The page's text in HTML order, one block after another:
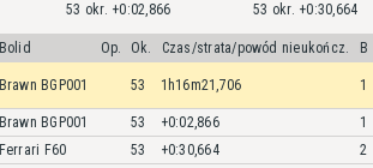
53 okr. +0:02,866
53 okr. +0:30,664
Bolid Op. Ok. Czas/strata/powód nieukończ. B
Brawn BGP001 53 1h16m21,706 1
Brawn BGP001 53 +0:02,866
1
Ferrari F60 53 +0:30,664 2